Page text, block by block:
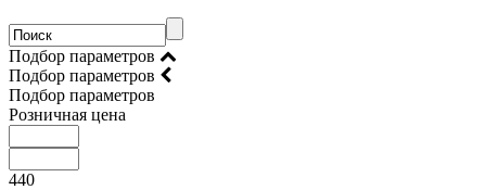
Подбор параметров
Подбор параметров
Подбор параметров
Розничная цена
440